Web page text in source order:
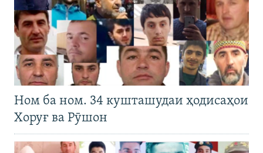
Ном ба ном. 34 кушташудаи ҳодисаҳои
Хоруғ ва Рӯшон